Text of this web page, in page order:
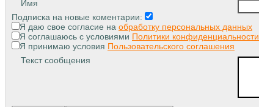
Имя
Подписка на новые коментарии:
Я даю свое согласие на обработку персональных данных
Я соглашаюсь с условиями Политики конфиденциальности
Я принимаю условия Пользовательского соглашения
Текст сообщения